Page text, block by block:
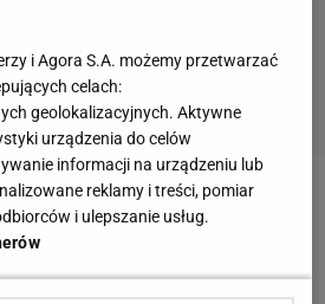
Lewandowski i Sebastian Mila
sceneria
i Agora S.A. możemy przetwarzać
celach:
geolokalizacyjnych. Aktywne
urządzenia do celów
informacji na urządzeniu lub
reklamy i treści, pomiar
i ulepszanie usług.